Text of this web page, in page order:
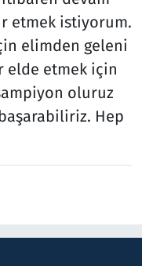
etmek istiyorum.
elimden geleni
elde etmek için
oluruz
Hep